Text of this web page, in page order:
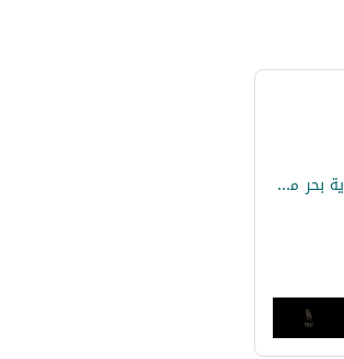
دوبلكس فاخر للبيع في سابا باشا خطوات من البحر رؤية بحر مباشرة من كل الغرف